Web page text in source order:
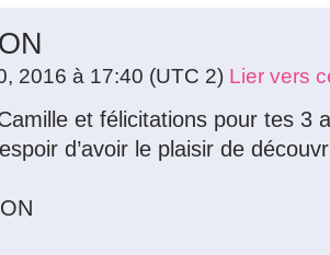
2016 à 17:40 (UTC 2) Lier vers
et félicitations pour tes 3
d’avoir le plaisir de